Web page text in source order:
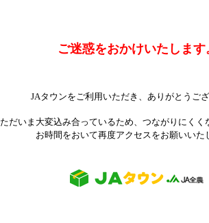
ご迷惑をおかけいたします
JAタウンをご利用いただき、ありがとうござ
ただいま大変込み合っているため、つながりにくく
お時間をおいて再度アクセスをお願いいた